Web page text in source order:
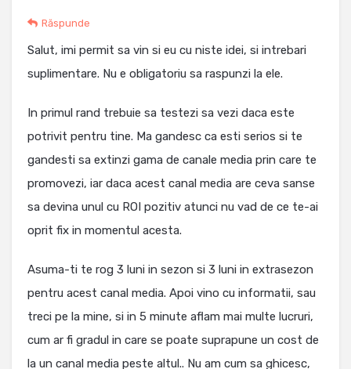
Răspunde
Salut, imi permit sa vin si eu cu niste idei, si intrebari
suplimentare. Nu e obligatoriu sa raspunzi la ele.
In primul rand trebuie sa testezi sa vezi daca este
potrivit pentru tine. Ma gandesc ca esti serios si te
gandesti sa extinzi gama de canale media prin care te
promovezi, iar daca acest canal media are ceva sanse
sa devina unul cu ROI pozitiv atunci nu vad de ce te-ai
oprit fix in momentul acesta.
Asuma-ti te rog 3 luni in sezon si 3 luni in extrasezon
pentru acest canal media. Apoi vino cu informatii, sau
treci pe la mine, si in 5 minute aflam mai multe lucruri,
cum ar fi gradul in care se poate suprapune un cost de
la un canal media peste altul.. Nu am cum sa ghicesc,